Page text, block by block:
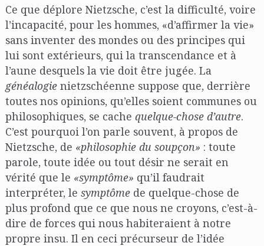
Ce que déplore Nietzsche, c’est la difficulté, voire
l’incapacité, pour les hommes, «d’affirmer la vie»
sans inventer des mondes ou des principes qui
lui sont extérieurs, qui la transcendance et à
l’aune desquels la vie doit être jugée. La
généalogienietzschéenne suppose que, derrière
toutes nos opinions, qu’elles soient communes ou
philosophiques, se cache quelque-chose d’autre.
C’est pourquoi l’on parle souvent, à propos de
Nietzsche, de «philosophie du soupçon» : toute
parole, toute idée ou tout désir ne serait en
vérité que le «symptôme» qu’il faudrait
interpréter, le symptômede quelque-chose de
plus profond que ce que nous ne croyons, c’est-à-
dire de forces qui nous habiteraient à notre
propre insu. Il en ceci précurseur de l’idée